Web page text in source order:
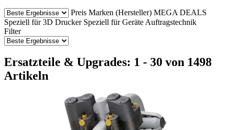
Preis Marken (Hersteller) MEGA DEALS
Speziell für 3D Drucker Speziell für Geräte Auftragstechnik
Filter
Ersatzteile & Upgrades: 1 - 30 von 1498
Artikeln